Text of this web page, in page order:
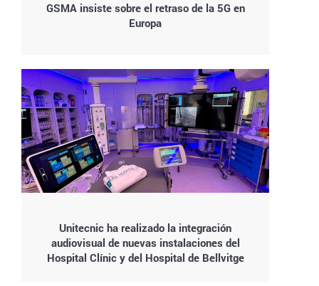
GSMA insiste sobre el retraso de la 5G en
Europa
Unitecnic ha realizado la integración
audiovisual de nuevas instalaciones del
Hospital Clínic y del Hospital de Bellvitge